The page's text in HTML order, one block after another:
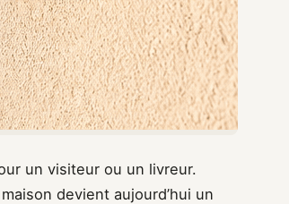
un visiteur ou un livreur.
devient aujourd’hui un